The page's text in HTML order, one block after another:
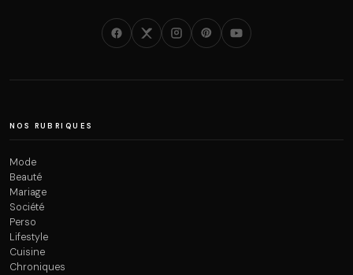
NOS RUBRIQUES
Mode
Beauté
Mariage
Société
Perso
Lifestyle
Cuisine
Chroniques